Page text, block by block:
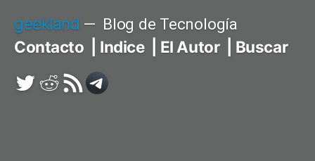
geekland Blog de Tecnología
Contacto Indice El Autor Buscar
TwitterReddit
RSSTelegram